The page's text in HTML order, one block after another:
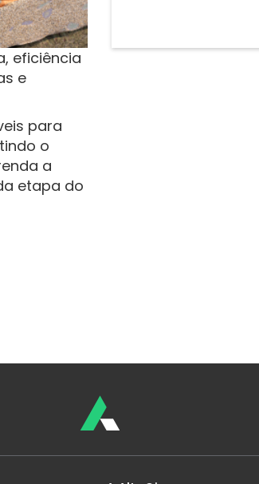
eficiência
e
para
o
a
etapa do